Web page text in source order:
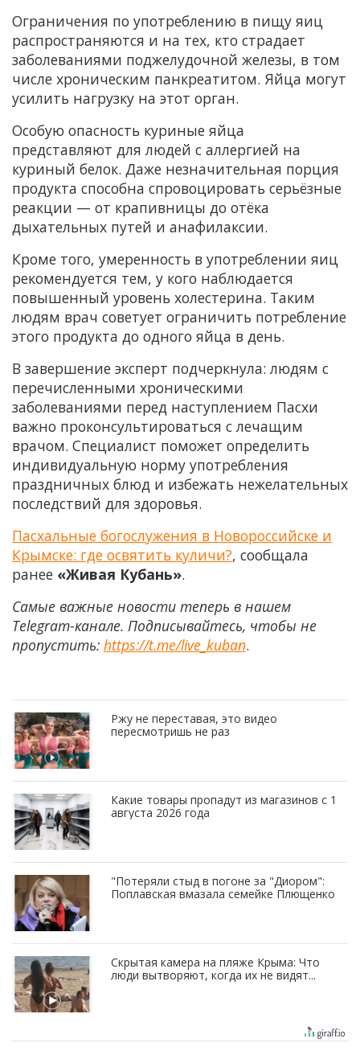
Ограничения по употреблению в пищу яиц
распространяются и на тех, кто страдает
заболеваниями поджелудочной железы, в том
числе хроническим панкреатитом. Яйца могут
усилить нагрузку на этот орган.
Особую опасность куриные яйца
представляют для людей с аллергией на
куриный белок. Даже незначительная порция
продукта способна спровоцировать серьёзные
реакции — от крапивницы до отёка
дыхательных путей и анафилаксии.
Кроме того, умеренность в употреблении яиц
рекомендуется тем, у кого наблюдается
повышенный уровень холестерина. Таким
людям врач советует ограничить потребление
этого продукта до одного яйца в день.
В завершение эксперт подчеркнула: людям с
перечисленными хроническими
заболеваниями перед наступлением Пасхи
важно проконсультироваться с лечащим
врачом. Специалист поможет определить
индивидуальную норму употребления
праздничных блюд и избежать нежелательных
последствий для здоровья.
Пасхальные богослужения в Новороссийске и
Крымске: где освятить куличи?, сообщала
ранее «Живая Кубань».
Самые важные новости теперь в нашем
Telegram-канале. Подписывайтесь, чтобы не
пропустить: https://t.me/live_kuban.
Ржу не переставая, это видео
пересмотришь не раз
Какие товары пропадут из магазинов с 1
августа 2026 года
"Потеряли стыд в погоне за "Диором":
Поплавская вмазала семейке Плющенко
Скрытая камера на пляже Крыма: Что
люди вытворяют, когда их не видят...